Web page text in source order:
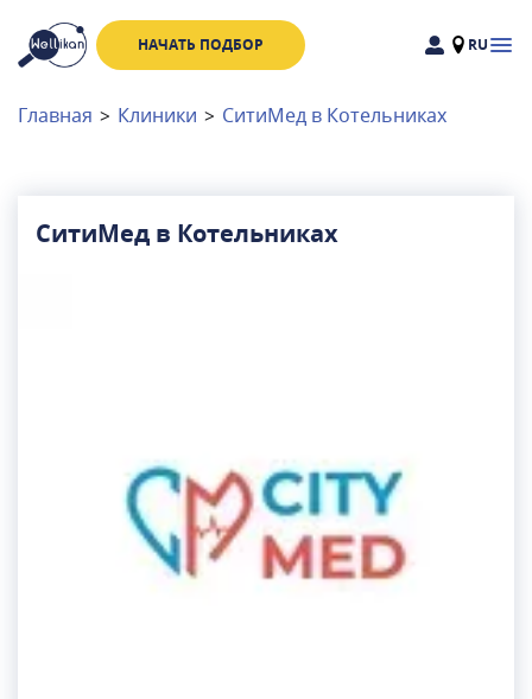
НАЧАТЬ ПОДБОР RU
Доктора
Клиники
Главная > Клиники > СитиМед в Котельниках
СитиМед в Котельниках